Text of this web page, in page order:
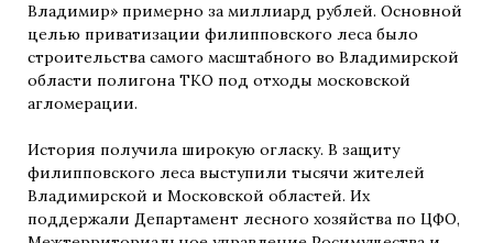
Владимир» примерно за миллиард рублей. Основной
целью приватизации филипповского леса было
строительства самого масштабного во Владимирской
области полигона ТКО под отходы московской
агломерации.
История получила широкую огласку. В защиту
филипповского леса выступили тысячи жителей
Владимирской и Московской областей. Их
поддержали Департамент лесного хозяйства по ЦФО,